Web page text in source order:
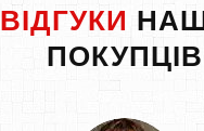
ВІДГУКИ
ПОКУПЦІВ